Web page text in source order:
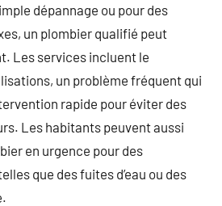
dépannage ou pour des
un plombier qualifié peut
Les services incluent le
un problème fréquent qui
rapide pour éviter des
Les habitants peuvent aussi
en urgence pour des
que des fuites d’eau ou des